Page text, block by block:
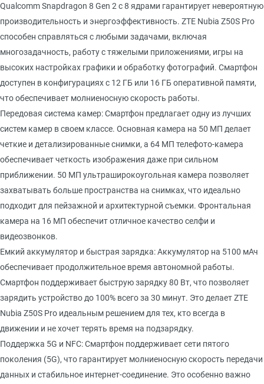
Qualcomm Snapdragon 8 Gen 2 с 8 ядрами гарантирует невероятную
производительность и энергоэффективность. ZTE Nubia Z50S Pro
способен справляться с любыми задачами, включая
многозадачность, работу с тяжелыми приложениями, игры на
высоких настройках графики и обработку фотографий. Смартфон
доступен в конфигурациях с 12 ГБ или 16 ГБ оперативной памяти,
что обеспечивает молниеносную скорость работы.
Передовая система камер: Смартфон предлагает одну из лучших
систем камер в своем классе. Основная камера на 50 МП делает
четкие и детализированные снимки, а 64 МП телефото-камера
обеспечивает четкость изображения даже при сильном
приближении. 50 МП ультраширокоугольная камера позволяет
захватывать больше пространства на снимках, что идеально
подходит для пейзажной и архитектурной съемки. Фронтальная
камера на 16 МП обеспечит отличное качество селфи и
видеозвонков.
Емкий аккумулятор и быстрая зарядка: Аккумулятор на 5100 мАч
обеспечивает продолжительное время автономной работы.
Смартфон поддерживает быструю зарядку 80 Вт, что позволяет
зарядить устройство до 100% всего за 30 минут. Это делает ZTE
Nubia Z50S Pro идеальным решением для тех, кто всегда в
движении и не хочет терять время на подзарядку.
Поддержка 5G и NFC: Смартфон поддерживает сети пятого
поколения (5G), что гарантирует молниеносную скорость передачи
данных и стабильное интернет-соединение. Это особенно важно